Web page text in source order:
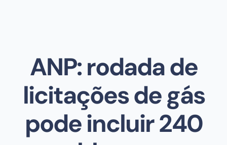
ANP: rodada de
licitações de gás
pode incluir 240